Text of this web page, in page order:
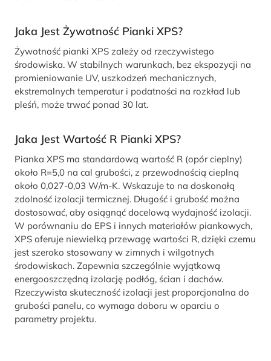
Jaka Jest Żywotność Pianki XPS?
Żywotność pianki XPS zależy od rzeczywistego
środowiska. W stabilnych warunkach, bez ekspozycji na
promieniowanie UV, uszkodzeń mechanicznych,
ekstremalnych temperatur i podatności na rozkład lub
pleśń, może trwać ponad 30 lat.
Jaka Jest Wartość R Pianki XPS?
Pianka XPS ma standardową wartość R (opór cieplny)
około R=5,0 na cal grubości, z przewodnością cieplną
około 0,027-0,03 W/m-K. Wskazuje to na doskonałą
zdolność izolacji termicznej. Długość i grubość można
dostosować, aby osiągnąć docelową wydajność izolacji.
W porównaniu do EPS i innych materiałów piankowych,
XPS oferuje niewielką przewagę wartości R, dzięki czemu
jest szeroko stosowany w zimnych i wilgotnych
środowiskach. Zapewnia szczególnie wyjątkową
energooszczędną izolację podłóg, ścian i dachów.
Rzeczywista skuteczność izolacji jest proporcjonalna do
grubości panelu, co wymaga doboru w oparciu o
parametry projektu.